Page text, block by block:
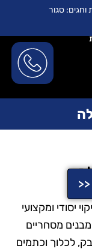
יסודי ומקצועי
מסחריים
לכלוך וכתמים